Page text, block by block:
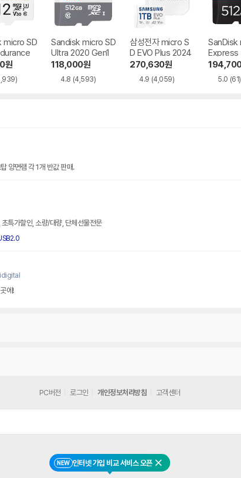
NEW 인터넷 가입 비교 서비스 오픈 닫기
micro SD
원
Sandisk micro SD
Ultra 2020 Gen1
118,000원
4.8 (4,593)
삼성전자 micro S
D EVO Plus 2024
270,630원
4.9 (4,059)
SanDisk
Express
5.0 (61)
양면램 각 1개 반값 판매.
특가할인, 소량/대량, 단체선물전문
에!
PC버전 로그인 개인정보처리방침 고객센터